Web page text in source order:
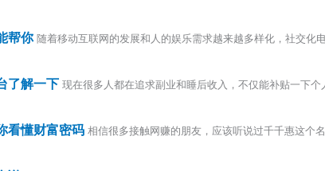
帮你 随着移动互联网的发展和人的娱乐需求越来越多样化，社交化
了解一下 现在很多人都在追求副业和睡后收入，不仅能补贴一下
看懂财富密码 相信很多接触网赚的朋友，应该听说过千千惠这个